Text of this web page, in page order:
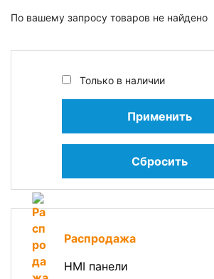
Только в наличии
Применить
Сбросить
Распродажа
HMI панели
По вашему запросу товаров не найдено